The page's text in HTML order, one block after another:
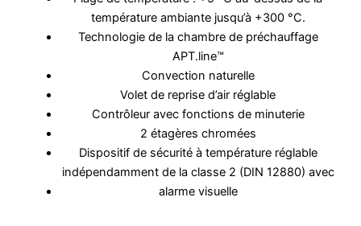
température ambiante jusqu’à +300 °C.
Technologie de la chambre de préchauffage
APT.line™
Convection naturelle
Volet de reprise d’air réglable
Contrôleur avec fonctions de minuterie
2 étagères chromées
Dispositif de sécurité à température réglable
indépendamment de la classe 2 (DIN 12880) avec
alarme visuelle